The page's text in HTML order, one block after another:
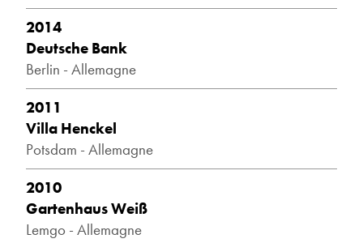
2014
Deutsche Bank
Berlin - Allemagne
2011
Villa Henckel
Potsdam - Allemagne
2010
Gartenhaus Weiß
Lemgo - Allemagne